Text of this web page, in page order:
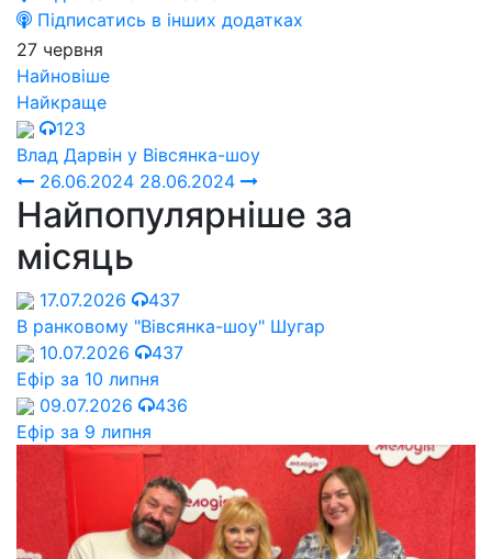
Підписатись в інших додатках
27 червня
Найновіше
Найкраще
123
Влад Дарвін у Вівсянка-шоу
26.06.2024 28.06.2024
Найпопулярніше за
місяць
17.07.2026
437
В ранковому "Вівсянка-шоу" Шугар
10.07.2026
437
Ефір за 10 липня
09.07.2026
436
Ефір за 9 липня